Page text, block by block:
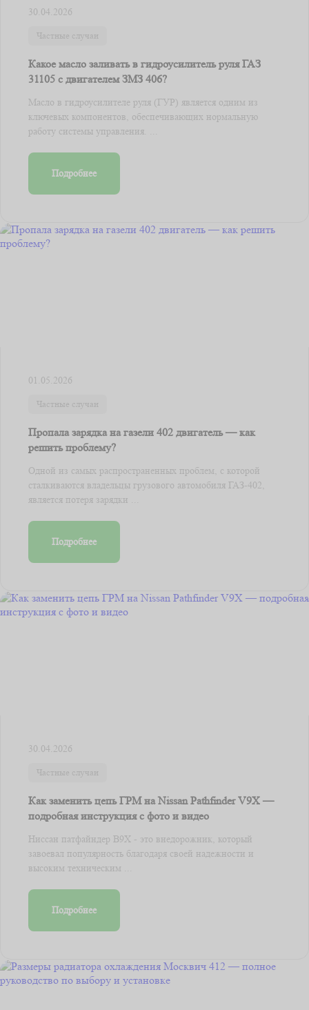
30.04.2026
Частные случаи
Какое масло заливать в гидроусилитель руля ГАЗ
31105 с двигателем ЗМЗ 406?
Масло в гидроусилителе руля (ГУР) является одним из
ключевых компонентов, обеспечивающих нормальную
работу системы управления. ...
Подробнее
01.05.2026
Частные случаи
Пропала зарядка на газели 402 двигатель — как
решить проблему?
Одной из самых распространенных проблем, с которой
сталкиваются владельцы грузового автомобиля ГАЗ-402,
является потеря зарядки ...
Подробнее
30.04.2026
Частные случаи
Как заменить цепь ГРМ на Nissan Pathfinder V9X —
подробная инструкция с фото и видео
Ниссан патфайндер В9Х - это внедорожник, который
завоевал популярность благодаря своей надежности и
высоким техническим ...
Подробнее